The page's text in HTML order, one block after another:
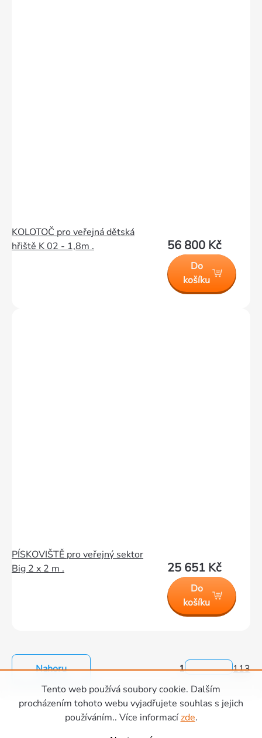
Tento web používá soubory cookie. Dalším
procházením tohoto webu vyjadřujete souhlas s jejich
používáním.. Více informacízde.
KOLOTOČ pro veřejná dětská
hřiště K 02 - 1,8m .
56 800 Kč
Do
košíku
PÍSKOVIŠTĚ pro veřejný sektor
Big 2 x 2 m .
25 651 Kč
Do
košíku
Ovládací
prvky
výpisu
1 113
Nahoru
Zápatí